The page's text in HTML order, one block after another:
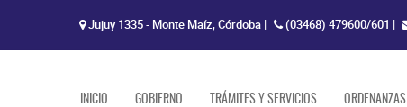
Jujuy 1335 - Monte Maíz, Córdoba | (03468) 479600/601 |
INICIO GOBIERNO TRÁMITES Y SERVICIOS ORDENANZAS